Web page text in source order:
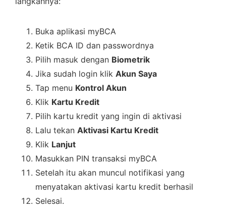
Buka aplikasi myBCA
Ketik BCA ID dan passwordnya
Pilih masuk dengan Biometrik
Jika sudah login klik Akun Saya
Tap menu Kontrol Akun
Klik Kartu Kredit
Pilih kartu kredit yang ingin di aktivasi
Lalu tekan Aktivasi Kartu Kredit
Klik Lanjut
Masukkan PIN transaksi myBCA
Setelah itu akan muncul notifikasi yang
menyatakan aktivasi kartu kredit berhasil
Selesai.